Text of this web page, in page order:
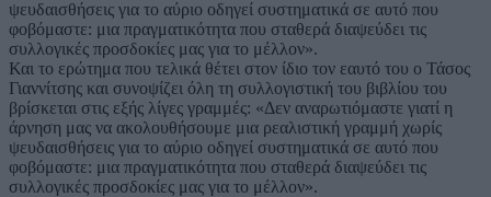
Και το ερώτημα που τελικά θέτει στον ίδιο τον εαυτό του ο Τάσος
Γιαννίτσης και συνοψίζει όλη τη συλλογιστική του βιβλίου του
βρίσκεται στις εξής λίγες γραμμές: «Δεν αναρωτιόμαστε γιατί η
άρνηση μας να ακολουθήσουμε μια ρεαλιστική γραμμή χωρίς
ψευδαισθήσεις για το αύριο οδηγεί συστηματικά σε αυτό που
φοβόμαστε: μια πραγματικότητα που σταθερά διαψεύδει τις
συλλογικές προσδοκίες μας για το μέλλον».